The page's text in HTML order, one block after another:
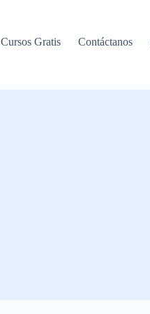
Cursos Gratis Contáctanos